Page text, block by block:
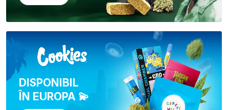
DISPONIBIL
ÎN EUROPA 💫